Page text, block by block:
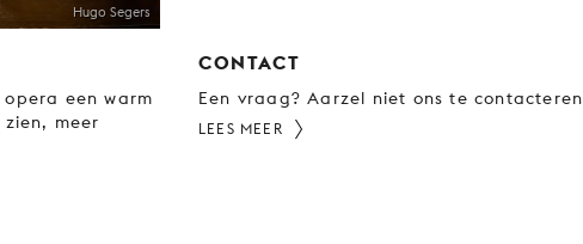
Hugo Segers
een warm
meer
CONTACT
Een vraag? Aarzel niet ons te contacteren
LEES MEER